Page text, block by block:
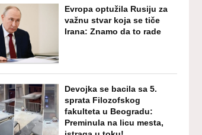
Evropa optužila Rusiju za
važnu stvar koja se tiče
Irana: Znamo da to rade
Devojka se bacila sa 5.
sprata Filozofskog
fakulteta u Beogradu:
Preminula na licu mesta,